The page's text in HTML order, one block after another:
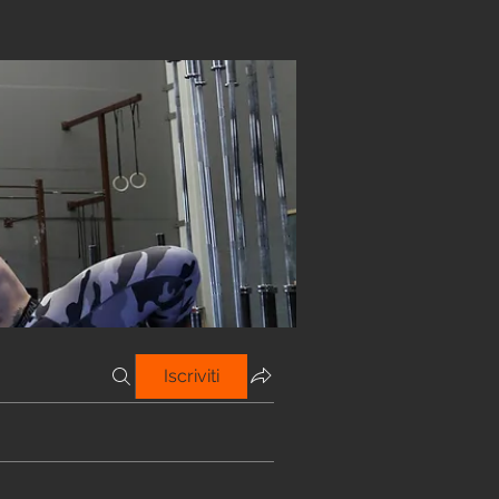
Iscriviti